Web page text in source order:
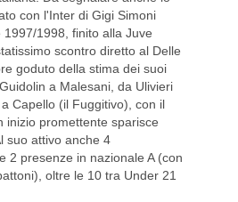
con l'Inter di Gigi Simoni
1997/1998, finito alla Juve
scontro diretto al Delle
goduto della stima dei suoi
a Malesani, da Ulivieri
Capello (il Fuggitivo), con il
inizio promettente sparisce
suo attivo anche 4
2 presenze in nazionale A (con
oltre le 10 tra Under 21